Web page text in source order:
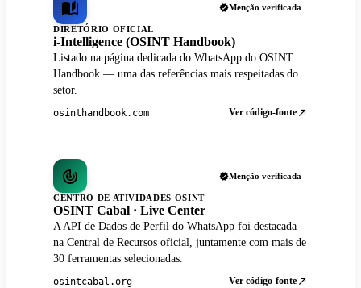
Menção verificada
DIRETÓRIO OFICIAL
i-Intelligence (OSINT Handbook)
Listado na página dedicada do WhatsApp do OSINT
Handbook — uma das referências mais respeitadas do
setor.
osinthandbook.com Ver código-fonte
Menção verificada
CENTRO DE ATIVIDADES OSINT
OSINT Cabal · Live Center
A API de Dados de Perfil do WhatsApp foi destacada
na Central de Recursos oficial, juntamente com mais de
30 ferramentas selecionadas.
osintcabal.org Ver código-fonte